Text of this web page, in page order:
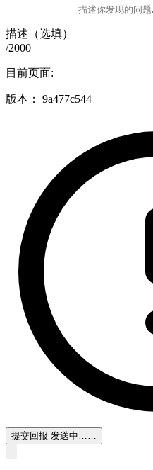
描述（选填）
/2000
目前页面:
版本： 9a477c544
提交回报 发送中……